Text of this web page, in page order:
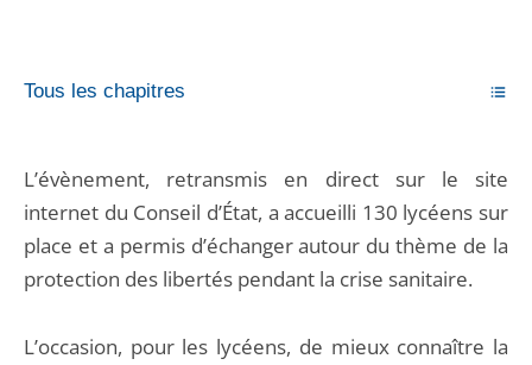
Tous les chapitres
L’évènement, retransmis en direct sur le site
internet du Conseil d’État, a accueilli 130 lycéens sur
place et a permis d’échanger autour du thème de la
protection des libertés pendant la crise sanitaire.
L’occasion, pour les lycéens, de mieux connaître la